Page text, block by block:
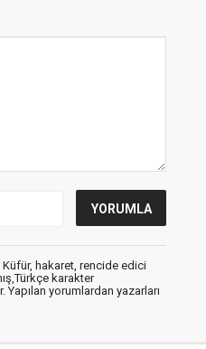
Küfür, hakaret, rencide edici
karakter
Yapılan yorumlardan yazarları